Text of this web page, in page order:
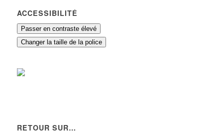
ACCESSIBILITÉ
Passer en contraste élevé
Changer la taille de la police
RETOUR SUR…